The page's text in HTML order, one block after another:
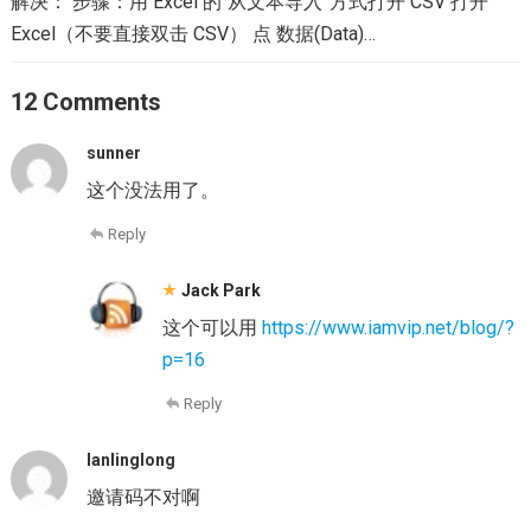
Excel（不要直接双击 CSV） 点 数据(Data)…
12 Comments
sunner
这个没法用了。
Reply
Jack Park
这个可以用 https://www.iamvip.net/blog/?
p=16
Reply
lanlinglong
邀请码不对啊